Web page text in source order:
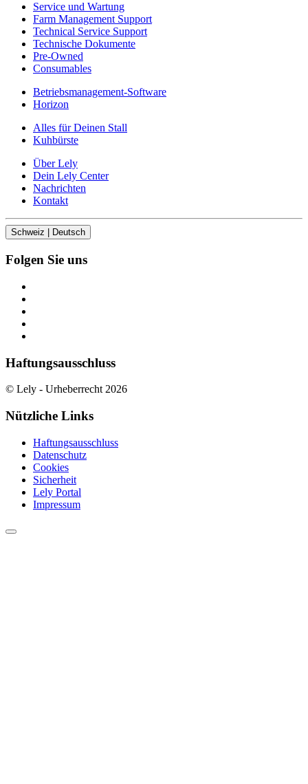
Service und Wartung
Farm Management Support
Technical Service Support
Technische Dokumente
Pre-Owned
Consumables
Betriebsmanagement-Software
Horizon
Alles für Deinen Stall
Kuhbürste
Über Lely
Dein Lely Center
Nachrichten
Kontakt
Schweiz | Deutsch
Folgen Sie uns
Haftungsausschluss
© Lely - Urheberrecht 2026
Nützliche Links
Haftungsausschluss
Datenschutz
Cookies
Sicherheit
Lely Portal
Impressum